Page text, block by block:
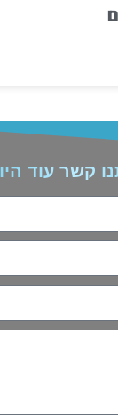
קשר עוד